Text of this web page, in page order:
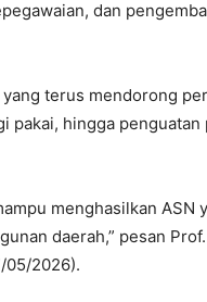
dan
terus mendorong
pakai, hingga
menghasilkan
daerah,” pesan
05/2026).